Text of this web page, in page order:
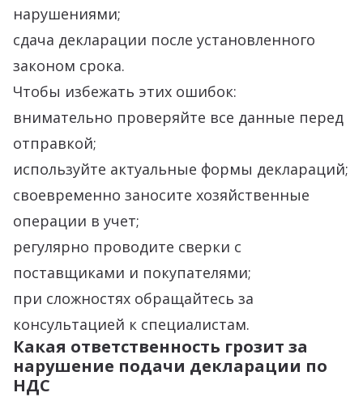
нарушениями;
сдача декларации после установленного
законом срока.
Чтобы избежать этих ошибок:
внимательно проверяйте все данные перед
отправкой;
используйте актуальные формы деклараций;
своевременно заносите хозяйственные
операции в учет;
регулярно проводите сверки с
поставщиками и покупателями;
при сложностях обращайтесь за
консультацией к специалистам.
Какая ответственность грозит за
нарушение подачи декларации по
НДС